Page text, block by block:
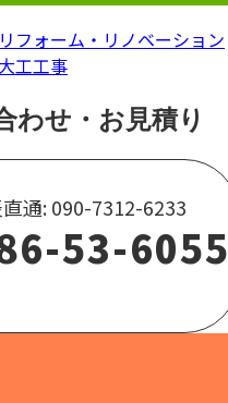
リフォーム・リノベーション
大工工事
わせ・お見積り
通: 090-7312-6233
53-6055
【営業電話固くお断り】